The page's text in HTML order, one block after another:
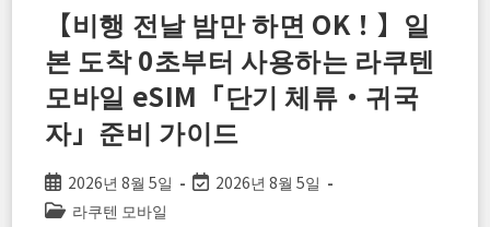
절
약!
“쇼
핑
지
원
플
랜”을
실
질
엔
으
【비행 전날 밤만 하면 OK！】일
본 도착 0초부터 사용하는 라쿠텐
모바일 eSIM「단기 체류・귀국
자」준비 가이드
Post
published:
2026년 8월 5일
Post2026년 8월 5일
Post라쿠텐 모바일